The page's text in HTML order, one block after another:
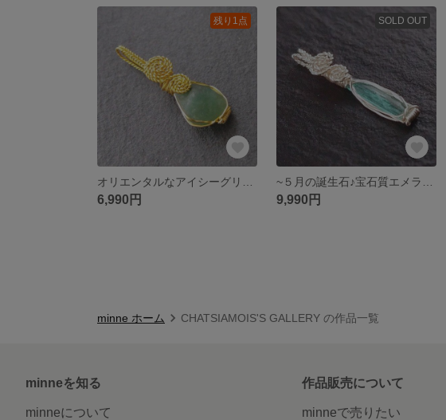
残り1点
6,990円
SOLD OUT
9,990円
minne ホーム CHATSIAMOIS'S GALLERY の作品一覧
minneを知る
minneについて
作品販売について
minneで売りたい